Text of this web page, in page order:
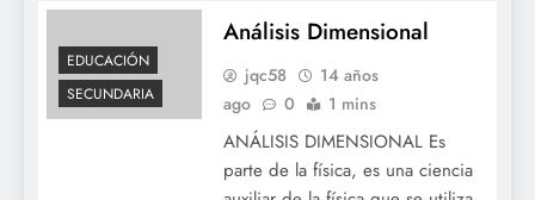
EDUCACIÓN
SECUNDARIA
Análisis Dimensional
jqc58
14 años
ago
0 1 mins
ANÁLISIS DIMENSIONAL Es
parte de la física, es una ciencia